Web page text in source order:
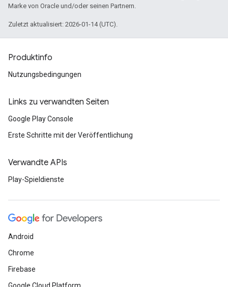
Marke von Oracle und/oder seinen Partnern.
Zuletzt aktualisiert: 2026-01-14 (UTC).
Produktinfo
Nutzungsbedingungen
Links zu verwandten Seiten
Google Play Console
Erste Schritte mit der Veröffentlichung
Verwandte APIs
Play-Spieldienste
Android
Chrome
Firebase